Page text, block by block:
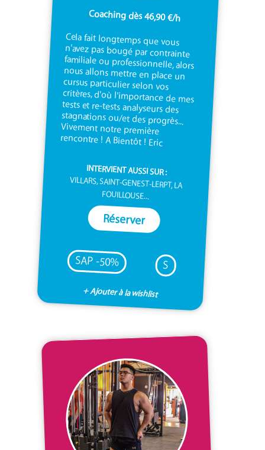
Coaching dès 46,90 €/h
Cela fait longtemps que vous
n'avez pas bougé par contrainte
familiale ou professionnelle, alors
nous allons mettre en place un
cursus particulier selon vos
critères, d'où l'importance de mes
tests et re-tests analyseurs des
stagnations ou/et des progrès...
Vivement notre première
rencontre ! A Bientôt ! Eric
INTERVIENT AUSSI SUR :
VILLARS, SAINT-GENEST-LERPT, LA
FOUILLOUSE...
Réserver
SAP -50% S
+ Ajouter à la wishlist